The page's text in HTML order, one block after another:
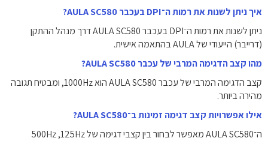
איך ניתן לשנות את רמות ה־DPI בעכבר AULA SC580?
ניתן לשנות את רמות ה־DPI בעכבר AULA SC580 דרך מנהל ההתקן
(דרייבר) הייעודי של AULA בהתאמה אישית.
מהו קצב הדגימה המרבי של עכבר AULA SC580?
קצב הדגימה המרבי של עכבר AULA SC580 הוא 1000Hz, ומבטיח תגובה
מהירה ביותר.
אילו אפשרויות קצב דגימה זמינות ב־AULA SC580?
ה־AULA SC580 מאפשר לבחור בין קצבי דגימה של 125Hz, ‏500Hz